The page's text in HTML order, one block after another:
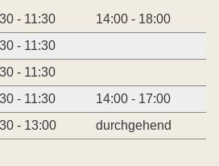
- 11:30
14:00 - 18:00
- 11:30
- 11:30
- 11:30
14:00 - 17:00
- 13:00 durchgehend